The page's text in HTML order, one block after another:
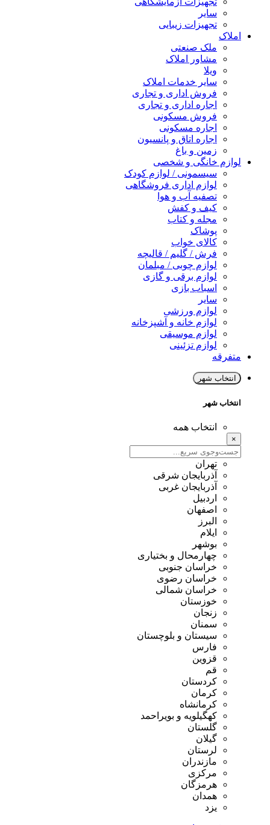
سایر
تجهیزات زیبایی
املاک
ملک صنعتی
مشاور املاک
ویلا
سایر خدمات املاک
فروش اداری و تجاری
اجاره اداری و تجاری
فروش مسکونی
اجاره مسکونی
اجاره اتاق و پانسیون
زمین و باغ
لوازم خانگی و شخصی
سیسمونی / لوازم کودک
لوازم اداری فروشگاهی
تصفیه آب و هوا
کیف و کفش
مجله و کتاب
پوشاک
کالای خواب
فرش / گلیم / قالیچه
لوازم چوبی / مبلمان
لوازم برقی و گازی
اسباب بازی
سایر
لوازم ورزشی
لوازم خانه و آشپزخانه
لوازم موسیقی
لوازم تزئینی
متفرقه
انتخاب شهر
انتخاب شهر
انتخاب همه
×
تهران
آذربایجان شرقی
آذربایجان غربی
اردبیل
اصفهان
البرز
ایلام
بوشهر
چهارمحال و بختیاری
خراسان جنوبی
خراسان رضوی
خراسان شمالی
خوزستان
زنجان
سمنان
سیستان و بلوچستان
فارس
قزوین
قم
کردستان
کرمان
کرمانشاه
کهگیلویه و بویراحمد
گلستان
گیلان
لرستان
مازندران
مرکزی
هرمزگان
همدان
یزد